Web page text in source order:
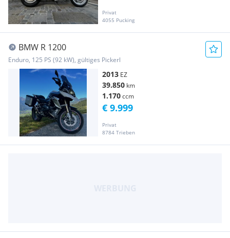
Privat
4055 Pucking
BMW R 1200
Enduro, 125 PS (92 kW), gültiges Pickerl
2013 EZ
39.850 km
1.170ccm
Privat
8784 Trieben
€ 9.999